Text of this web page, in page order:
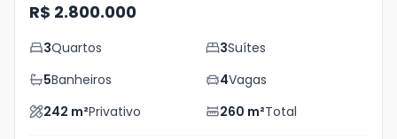
R$ 2.800.000
3Quartos 3Suítes
5Banheiros 4Vagas
242 m²Privativo 260 m²Total